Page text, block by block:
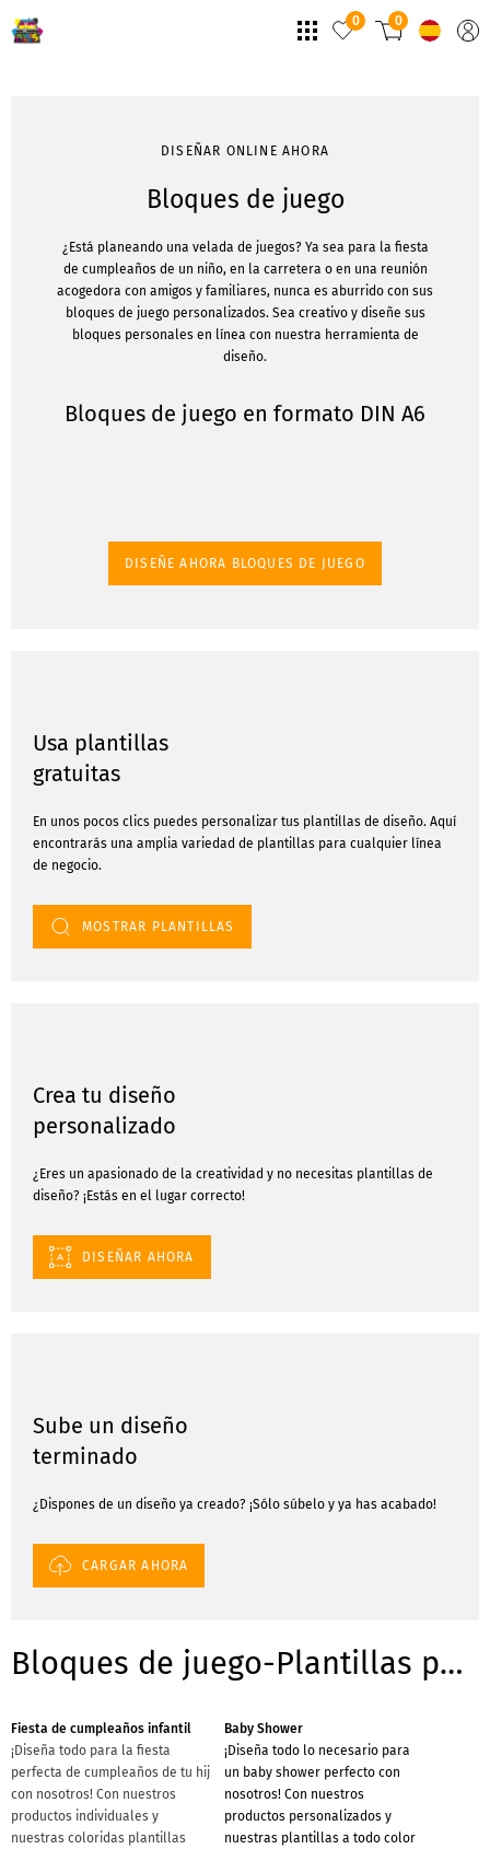
0 0
DISEÑAR ONLINE AHORA
Bloques de juego
¿Está planeando una velada de juegos? Ya sea para la fiesta
de cumpleaños de un niño, en la carretera o en una reunión
acogedora con amigos y familiares, nunca es aburrido con sus
bloques de juego personalizados. Sea creativo y diseñe sus
bloques personales en línea con nuestra herramienta de
diseño.
Bloques de juego en formato DIN A6
DISEÑE AHORA BLOQUES DE JUEGO
Usa plantillas
gratuitas
En unos pocos clics puedes personalizar tus plantillas de diseño. Aquí
encontrarás una amplia variedad de plantillas para cualquier línea
de negocio.
MOSTRAR PLANTILLAS
Crea tu diseño
personalizado
¿Eres un apasionado de la creatividad y no necesitas plantillas de
diseño? ¡Estás en el lugar correcto!
DISEÑAR AHORA
Sube un diseño
terminado
¿Dispones de un diseño ya creado? ¡Sólo súbelo y ya has acabado!
CARGAR AHORA
Bloques de juego-Plantillas para ocasiones
Fiesta de cumpleaños infantil
¡Diseña todo para la fiesta
perfecta de cumpleaños de tu hij
con nosotros! Con nuestros
productos individuales y
nuestras coloridas plantillas
Baby Shower
¡Diseña todo lo necesario para
un baby shower perfecto con
nosotros! Con nuestros
productos personalizados y
nuestras plantillas a todo color